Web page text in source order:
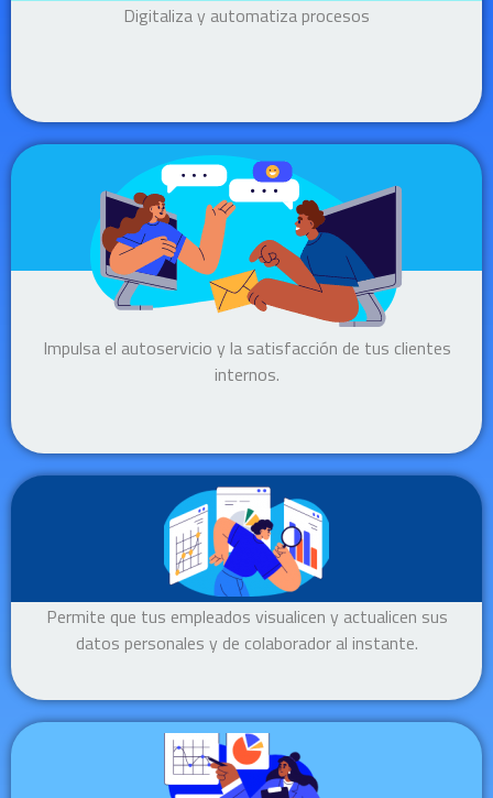
Digitaliza y automatiza procesos
Impulsa el autoservicio y la satisfacción de tus clientes
internos.
Permite que tus empleados visualicen y actualicen sus
datos personales y de colaborador al instante.